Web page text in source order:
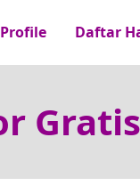
Profile Daftar